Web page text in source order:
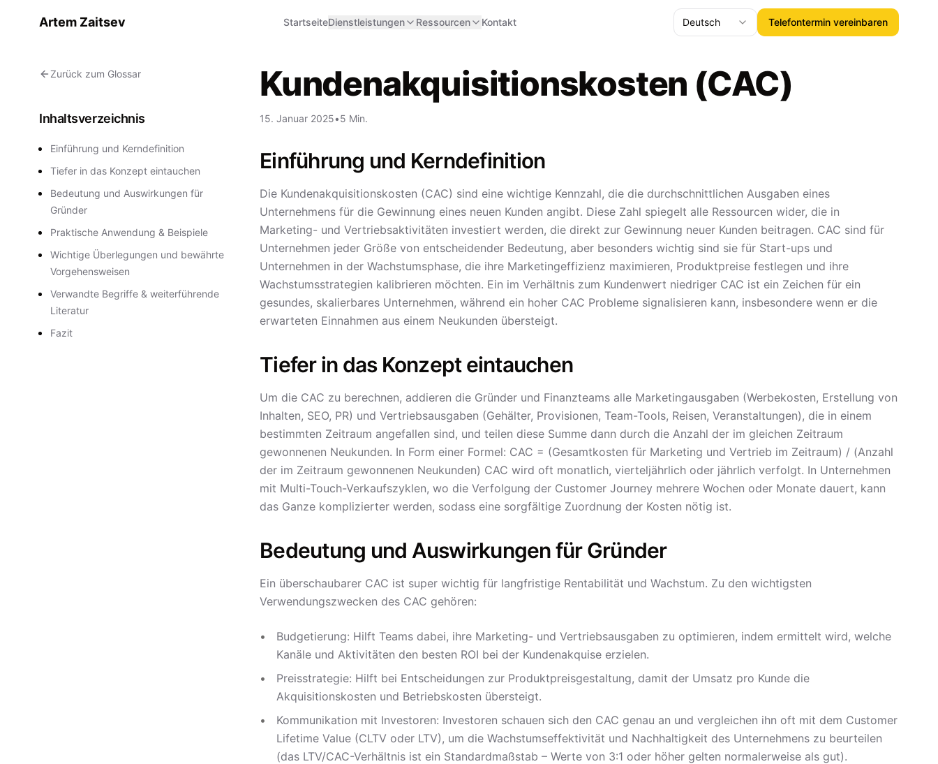
Artem Zaitsev StartseiteDienstleistungen Ressourcen Kontakt Deutsch Telefontermin vereinbaren
Zurück zum Glossar
Inhaltsverzeichnis
Einführung und Kerndefinition
Tiefer in das Konzept eintauchen
Bedeutung und Auswirkungen für
Gründer
Praktische Anwendung & Beispiele
Wichtige Überlegungen und bewährte
Vorgehensweisen
Verwandte Begriffe & weiterführende
Literatur
Fazit
Kundenakquisitionskosten (CAC)
15. Januar 2025•5 Min.
Einführung und Kerndefinition
Die Kundenakquisitionskosten (CAC) sind eine wichtige Kennzahl, die die durchschnittlichen Ausgaben eines
Unternehmens für die Gewinnung eines neuen Kunden angibt. Diese Zahl spiegelt alle Ressourcen wider, die in
Marketing- und Vertriebsaktivitäten investiert werden, die direkt zur Gewinnung neuer Kunden beitragen. CAC sind für
Unternehmen jeder Größe von entscheidender Bedeutung, aber besonders wichtig sind sie für Start-ups und
Unternehmen in der Wachstumsphase, die ihre Marketingeffizienz maximieren, Produktpreise festlegen und ihre
Wachstumsstrategien kalibrieren möchten. Ein im Verhältnis zum Kundenwert niedriger CAC ist ein Zeichen für ein
gesundes, skalierbares Unternehmen, während ein hoher CAC Probleme signalisieren kann, insbesondere wenn er die
erwarteten Einnahmen aus einem Neukunden übersteigt.
Tiefer in das Konzept eintauchen
Um die CAC zu berechnen, addieren die Gründer und Finanzteams alle Marketingausgaben (Werbekosten, Erstellung von
Inhalten, SEO, PR) und Vertriebsausgaben (Gehälter, Provisionen, Team-Tools, Reisen, Veranstaltungen), die in einem
bestimmten Zeitraum angefallen sind, und teilen diese Summe dann durch die Anzahl der im gleichen Zeitraum
gewonnenen Neukunden. In Form einer Formel: CAC = (Gesamtkosten für Marketing und Vertrieb im Zeitraum) / (Anzahl
der im Zeitraum gewonnenen Neukunden) CAC wird oft monatlich, vierteljährlich oder jährlich verfolgt. In Unternehmen
mit Multi-Touch-Verkaufszyklen, wo die Verfolgung der Customer Journey mehrere Wochen oder Monate dauert, kann
das Ganze komplizierter werden, sodass eine sorgfältige Zuordnung der Kosten nötig ist.
Bedeutung und Auswirkungen für Gründer
Ein überschaubarer CAC ist super wichtig für langfristige Rentabilität und Wachstum. Zu den wichtigsten
Verwendungszwecken des CAC gehören:
Budgetierung: Hilft Teams dabei, ihre Marketing- und Vertriebsausgaben zu optimieren, indem ermittelt wird, welche
Kanäle und Aktivitäten den besten ROI bei der Kundenakquise erzielen.
Preisstrategie: Hilft bei Entscheidungen zur Produktpreisgestaltung, damit der Umsatz pro Kunde die
Akquisitionskosten und Betriebskosten übersteigt.
Kommunikation mit Investoren: Investoren schauen sich den CAC genau an und vergleichen ihn oft mit dem Customer
Lifetime Value (CLTV oder LTV), um die Wachstumseffektivität und Nachhaltigkeit des Unternehmens zu beurteilen
(das LTV/CAC-Verhältnis ist ein Standardmaßstab – Werte von 3:1 oder höher gelten normalerweise als gut).